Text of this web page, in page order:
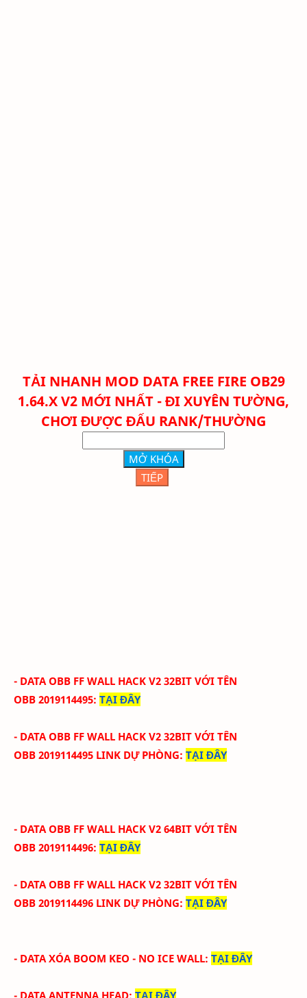
TẢI NHANH MOD DATA FREE FIRE OB29
1.64.X V2 MỚI NHẤT - ĐI XUYÊN TƯỜNG,
CHƠI ĐƯỢC ĐẤU RANK/THƯỜNG
MỞ KHÓA
TIẾP
- DATA OBB FF WALL HACK V2 32BIT VỚI TÊN
OBB 2019114495: TẠI ĐÂY
- DATA OBB FF WALL HACK V2 32BIT VỚI TÊN
OBB 2019114495 LINK DỰ PHÒNG: TẠI ĐÂY
- DATA OBB FF WALL HACK V2 64BIT VỚI TÊN
OBB 2019114496: TẠI ĐÂY
- DATA OBB FF WALL HACK V2 32BIT VỚI TÊN
OBB 2019114496 LINK DỰ PHÒNG: TẠI ĐÂY
- DATA XÓA BOOM KEO - NO ICE WALL: TẠI ĐÂY
- DATA ANTENNA HEAD: TẠI ĐÂY